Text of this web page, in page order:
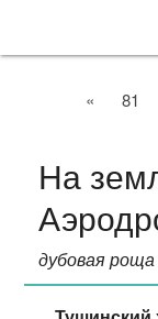
« 81
На
дубовая